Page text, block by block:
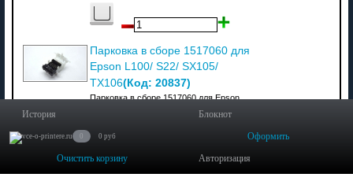
Отзывов (0)
Парковка в сборе 1517060 для
Epson L100/ S22/ SX105/
TX106(Код: 20837)
Парковка в сборе 1517060 для Epson
Цена:
плюсдоставка
История Блокнот
0 0 руб
Оформить
Очистить корзину
Авторизация